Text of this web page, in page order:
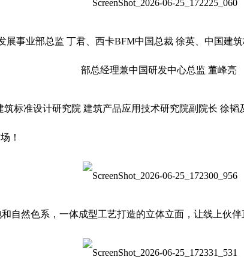
事业部总监 丁君、西卡BFM中国总裁 徐英、中国建
部总经理兼中国研发中心总监 董峰亮
标准设计研究院 建筑产品应用技术研究院副院长 徐
！
然色系，一体成型工艺打造的立体立面，让线上伙伴